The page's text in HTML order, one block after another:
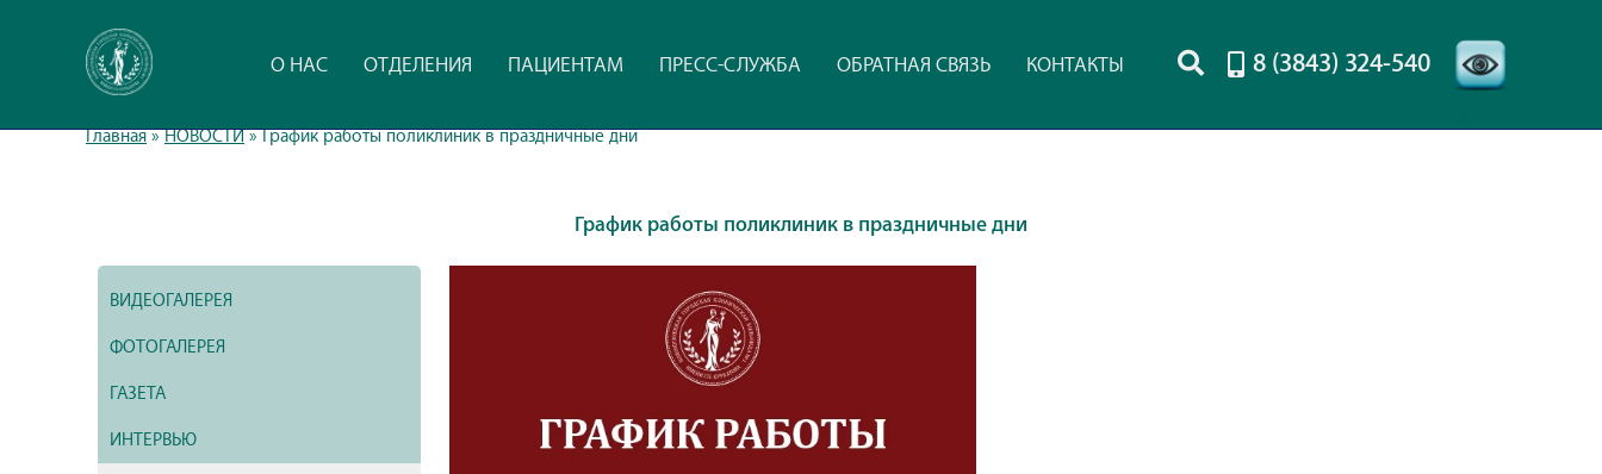
О НАС ОТДЕЛЕНИЯ ПАЦИЕНТАМ ПРЕСС-СЛУЖБА ОБРАТНАЯ СВЯЗЬ КОНТАКТЫ 8 (3843) 324-540
Главная»НОВОСТИ»График работы поликлиник в праздничные дни
График работы поликлиник в праздничные дни
ВИДЕОГАЛЕРЕЯ
ФОТОГАЛЕРЕЯ
ГАЗЕТА
ИНТЕРВЬЮ